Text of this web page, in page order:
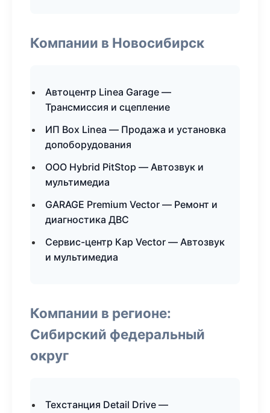
Компании в Новосибирск
Автоцентр Linea Garage —
Трансмиссия и сцепление
ИП Box Linea — Продажа и установка
допоборудования
ООО Hybrid PitStop — Автозвук и
мультимедиа
GARAGE Premium Vector — Ремонт и
диагностика ДВС
Сервис-центр Кар Vector — Автозвук
и мультимедиа
Компании в регионе:
Сибирский федеральный
округ
Техстанция Detail Drive —